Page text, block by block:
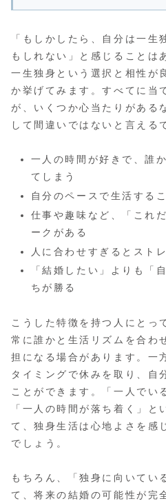
「もしかしたら、自分は一生
もしれない」と感じることは
一生独身という選択と相性が
か挙げてみます。すべてに当
が、いくつか心当たりがある
して間違いではないと言える
一人の時間が好きで、誰
てしまう
自分のペースで生活する
仕事や趣味など、「これ
ークがある
人に合わせすぎるとスト
「結婚したい」よりも「
ちが勝る
こうした特徴を持つ人にとっ
常に誰かと生活リズムを合わ
担になる場合があります。一
タイミングで休みを取り、自
ことができます。「一人でい
「一人の時間が落ち着く」と
て、独身生活は心地よさを感
でしょう。
もちろん、「独身に向いてい
て、将来の結婚の可能性が完